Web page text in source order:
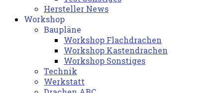
Hersteller News
Workshop
Baupläne
Workshop Flachdrachen
Workshop Kastendrachen
Workshop Sonstiges
Technik
Werkstatt